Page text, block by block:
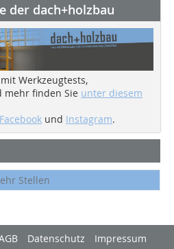
der dach+holzbau
Werkzeugtests,
mehr finden Sie unter diesem
Facebook und Instagram.
Stellen
Datenschutz Impressum